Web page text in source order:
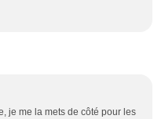
je me la mets de côté pour les